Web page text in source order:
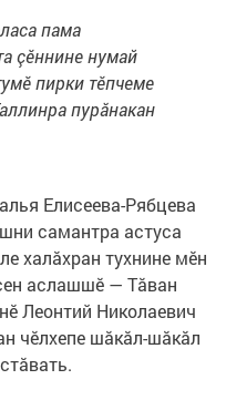
пама
çӗннине нумай
пирки тӗпчеме
пурăнакан
Елисеева-Рябцева
самантра астуса
халăхран тухнине мӗн
аслашшӗ — Тăван
Леонтий Николаевич
чӗлхепе шăкăл-шăкăл